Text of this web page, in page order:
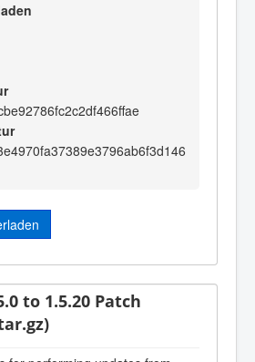
to 1.5.20 Patch